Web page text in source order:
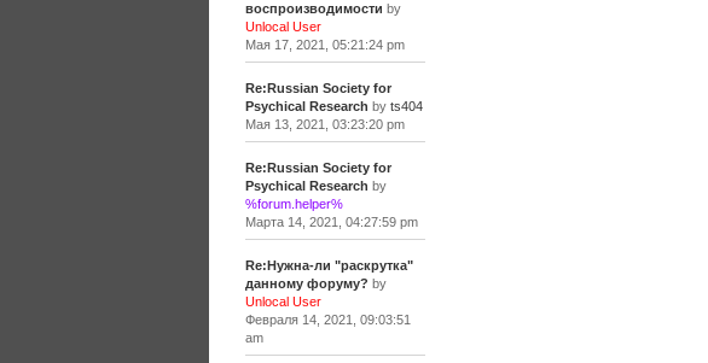
воспроизводимости by
Unlocal User
Мая 17, 2021, 05:21:24 pm
Re:Russian Society for
Psychical Research by ts404
Мая 13, 2021, 03:23:20 pm
Re:Russian Society for
Psychical Research by
%forum.helper%
Марта 14, 2021, 04:27:59 pm
Re:Нужна-ли "раскрутка"
данному форуму? by
Unlocal User
Февраля 14, 2021, 09:03:51
am